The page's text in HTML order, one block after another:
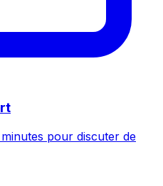
pour discuter de